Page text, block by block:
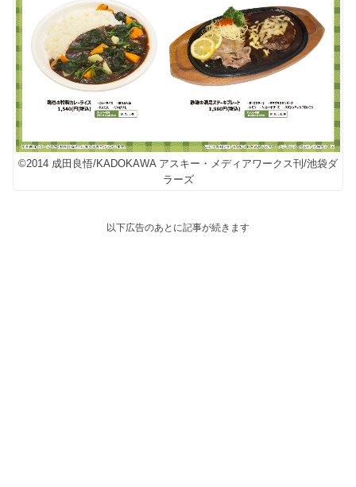
©2014 成田良悟/KADOKAWA アスキー・メディアワークス刊/池袋ダ
ラーズ
以下広告のあとに記事が続きます